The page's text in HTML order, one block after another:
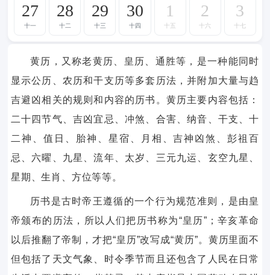
27
十一
28
十二
29
十三
30
十四
1
十五
2
十六
3
十七
黄历，又称老黄历、皇历、通胜等，是一种能同时
显示公历、农历和干支历等多套历法，并附加大量与趋
吉避凶相关的规则和内容的历书。黄历主要内容包括：
二十四节气、吉凶宜忌、冲煞、合害、纳音、干支、十
二神、值日、胎神、星宿、月相、吉神凶煞、彭祖百
忌、六曜、九星、流年、太岁、三元九运、玄空九星、
星期、生肖、方位等等。
历书是古时帝王遵循的一个行为规范准则，是由皇
帝颁布的历法，所以人们把历书称为“皇历”；辛亥革命
以后推翻了帝制，才把“皇历”改写成“黄历”。黄历里面不
但包括了天文气象、时令季节而且还包含了人民在日常